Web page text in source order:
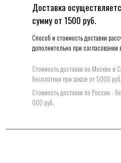
Стоимость доставки по Москве и
бесплатная при заказе от 5000 руб.
Стоимость доставки по Росcии -
000 руб.
Способ и стоимость доставки
дополнительно при согласовании
Доставка
сумму от 1500 руб.